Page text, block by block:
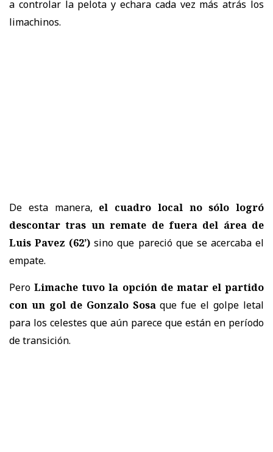
a controlar la pelota y echara cada vez más atrás los
limachinos.
De esta manera, el cuadro local no sólo logró
descontar tras un remate de fuera del área de
Luis Pavez (62’) sino que pareció que se acercaba el
empate.
PeroLimache tuvo la opción de matar el partido
con un gol de Gonzalo Sosaque fue el golpe letal
para los celestes que aún parece que están en período
de transición.